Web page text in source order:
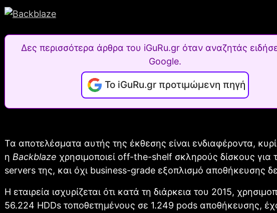
Δες περισσότερα άρθρα του iGuRu.gr όταν αναζητάς
Google.
Το iGuRu.gr προτιμώμενη πηγή
Τα αποτελέσματα αυτής της έκθεσης είναι ενδιαφέροντα,
η Backblaze χρησιμοποιεί off-the-shelf σκληρούς δίσκους για
servers της, και όχι business-grade εξοπλισμό αποθήκευσης
Η εταιρεία ισχυρίζεται ότι κατά τη διάρκεια του 2015,
56.224 HDDs τοποθετημένους σε 1.249 pods αποθήκευσης,